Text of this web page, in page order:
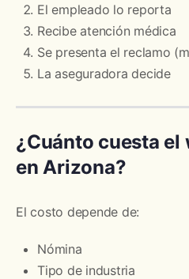
El empleado lo reporta
Recibe atención médica
Se presenta el reclamo
La aseguradora decide
¿Cuánto cuesta el
en Arizona?
El costo depende de:
Nómina
Tipo de industria